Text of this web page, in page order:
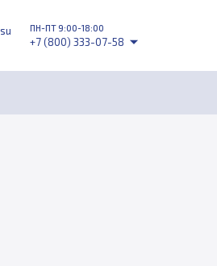
ПН-ПТ 9:00-18:00
+7 (800) 333-07-58